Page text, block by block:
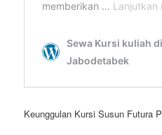
Keunggulan Kursi Susun Futura